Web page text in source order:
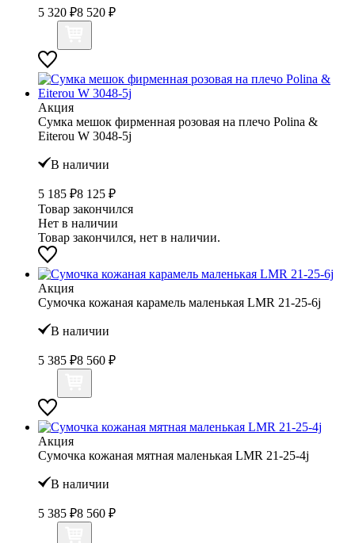
5 320 ₽8 520 ₽
Акция
Сумка мешок фирменная розовая на плечо Polina &
Eiterou W 3048-5j
В наличии
5 185 ₽8 125 ₽
Товар закончился
Нет в наличии
Товар закончился, нет в наличии.
Акция
Сумочка кожаная карамель маленькая LMR 21-25-6j
В наличии
5 385 ₽8 560 ₽
Акция
Сумочка кожаная мятная маленькая LMR 21-25-4j
В наличии
5 385 ₽8 560 ₽